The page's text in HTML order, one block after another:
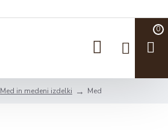
0
Med in medeni izdelki Med